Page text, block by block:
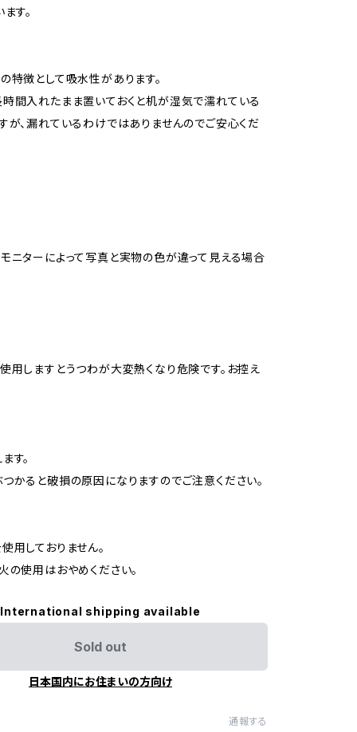
す。
特徴として吸水性があります。
間入れたまま置いておくと机が湿気で濡れている
が、漏れているわけではありませんのでご安心くだ
ニターによって写真と実物の色が違って見える場合
用しますとうつわが大変熱くなり危険です。お控え
す。
かると破損の原因になりますのでご注意ください。
用しておりません。
の使用はおやめください。
International shipping available
Sold out
日本国内にお住まいの方向け
通報する